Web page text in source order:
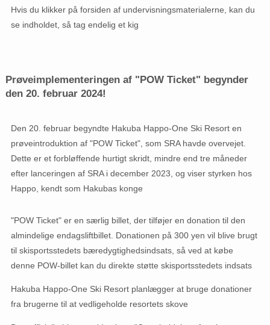
Hvis du klikker på forsiden af ​​undervisningsmaterialerne, kan du
se indholdet, så tag endelig et kig
Prøveimplementeringen af ​​"POW Ticket" begynder
den 20. februar 2024!
Den 20. februar begyndte Hakuba Happo-One Ski Resort en
prøveintroduktion af "POW Ticket", som SRA havde overvejet.
Dette er et forbløffende hurtigt skridt, mindre end tre måneder
efter lanceringen af ​​SRA i december 2023, og viser styrken hos
Happo, kendt som Hakubas konge
"POW Ticket" er en særlig billet, der tilføjer en donation til den
almindelige endagsliftbillet. Donationen på 300 yen vil blive brugt
til skisportsstedets bæredygtighedsindsats, så ved at købe
denne POW-billet kan du direkte støtte skisportsstedets indsats
Hakuba Happo-One Ski Resort planlægger at bruge donationer
fra brugerne til at vedligeholde resortets skove